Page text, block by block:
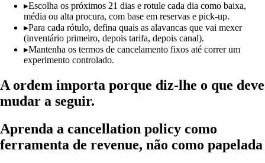
▸Escolha os próximos 21 dias e rotule cada dia como baixa,
média ou alta procura, com base em reservas e pick-up.
▸Para cada rótulo, defina quais as alavancas que vai mexer
(inventário primeiro, depois tarifa, depois canal).
▸Mantenha os termos de cancelamento fixos até correr um
experimento controlado.
A ordem importa porque diz-lhe o que deve
mudar a seguir.
Aprenda a cancellation policy como
ferramenta de revenue, não como papelada